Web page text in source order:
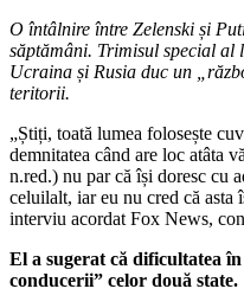
O întâlnire între Zelenski și
săptămâni. Trimisul special
Ucraina și Rusia duc un
teritorii.
„Știți, toată lumea folosește
demnitatea când are loc atâta
n.red.) nu par că își doresc cu
celuilalt, iar eu nu cred că
interviu acordat Fox News,
El a sugerat că dificultatea
conducerii” celor două state.